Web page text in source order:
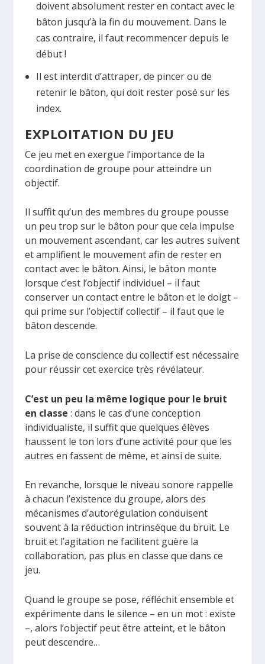
doivent absolument rester en contact avec le
bâton jusqu’à la fin du mouvement. Dans le
cas contraire, il faut recommencer depuis le
début !
Il est interdit d’attraper, de pincer ou de
retenir le bâton, qui doit rester posé sur les
index.
EXPLOITATION DU JEU
Ce jeu met en exergue l’importance de la
coordination de groupe pour atteindre un
objectif.
Il suffit qu’un des membres du groupe pousse
un peu trop sur le bâton pour que cela impulse
un mouvement ascendant, car les autres suivent
et amplifient le mouvement afin de rester en
contact avec le bâton. Ainsi, le bâton monte
lorsque c’est l’objectif individuel – il faut
conserver un contact entre le bâton et le doigt –
qui prime sur l’objectif collectif – il faut que le
bâton descende.
La prise de conscience du collectif est nécessaire
pour réussir cet exercice très révélateur.
C’est un peu la même logique pour le bruit
en classe : dans le cas d’une conception
individualiste, il suffit que quelques élèves
haussent le ton lors d’une activité pour que les
autres en fassent de même, et ainsi de suite.
En revanche, lorsque le niveau sonore rappelle
à chacun l’existence du groupe, alors des
mécanismes d’autorégulation conduisent
souvent à la réduction intrinsèque du bruit. Le
bruit et l’agitation ne facilitent guère la
collaboration, pas plus en classe que dans ce
jeu.
Quand le groupe se pose, réfléchit ensemble et
expérimente dans le silence – en un mot : existe
–, alors l’objectif peut être atteint, et le bâton
peut descendre…